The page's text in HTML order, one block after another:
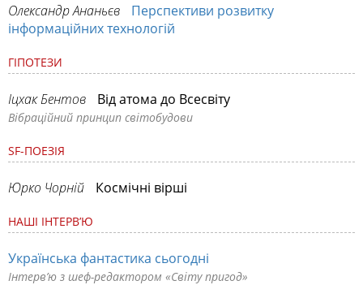
Олександр Ананьєв
Перспективи розвитку
інформаційних технологій
ГІПОТЕЗИ
Іцхак Бентов Від атома до Всесвіту
Вібраційний принцип світобудови
SF-ПОЕЗІЯ
Юрко Чорній Космічні вірші
НАШІ ІНТЕРВ’Ю
Українська фантастика сьогодні
Інтерв’ю з шеф-редактором «Світу пригод»